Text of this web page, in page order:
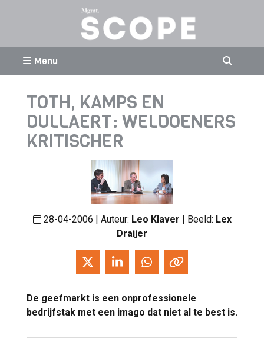
Menu
TOTH, KAMPS EN
DULLAERT: WELDOENERS
KRITISCHER
28-04-2006 | Auteur: Leo Klaver | Beeld: Lex
Draijer
De geefmarkt is een onprofessionele
bedrijfstak met een imago dat niet al te best is.